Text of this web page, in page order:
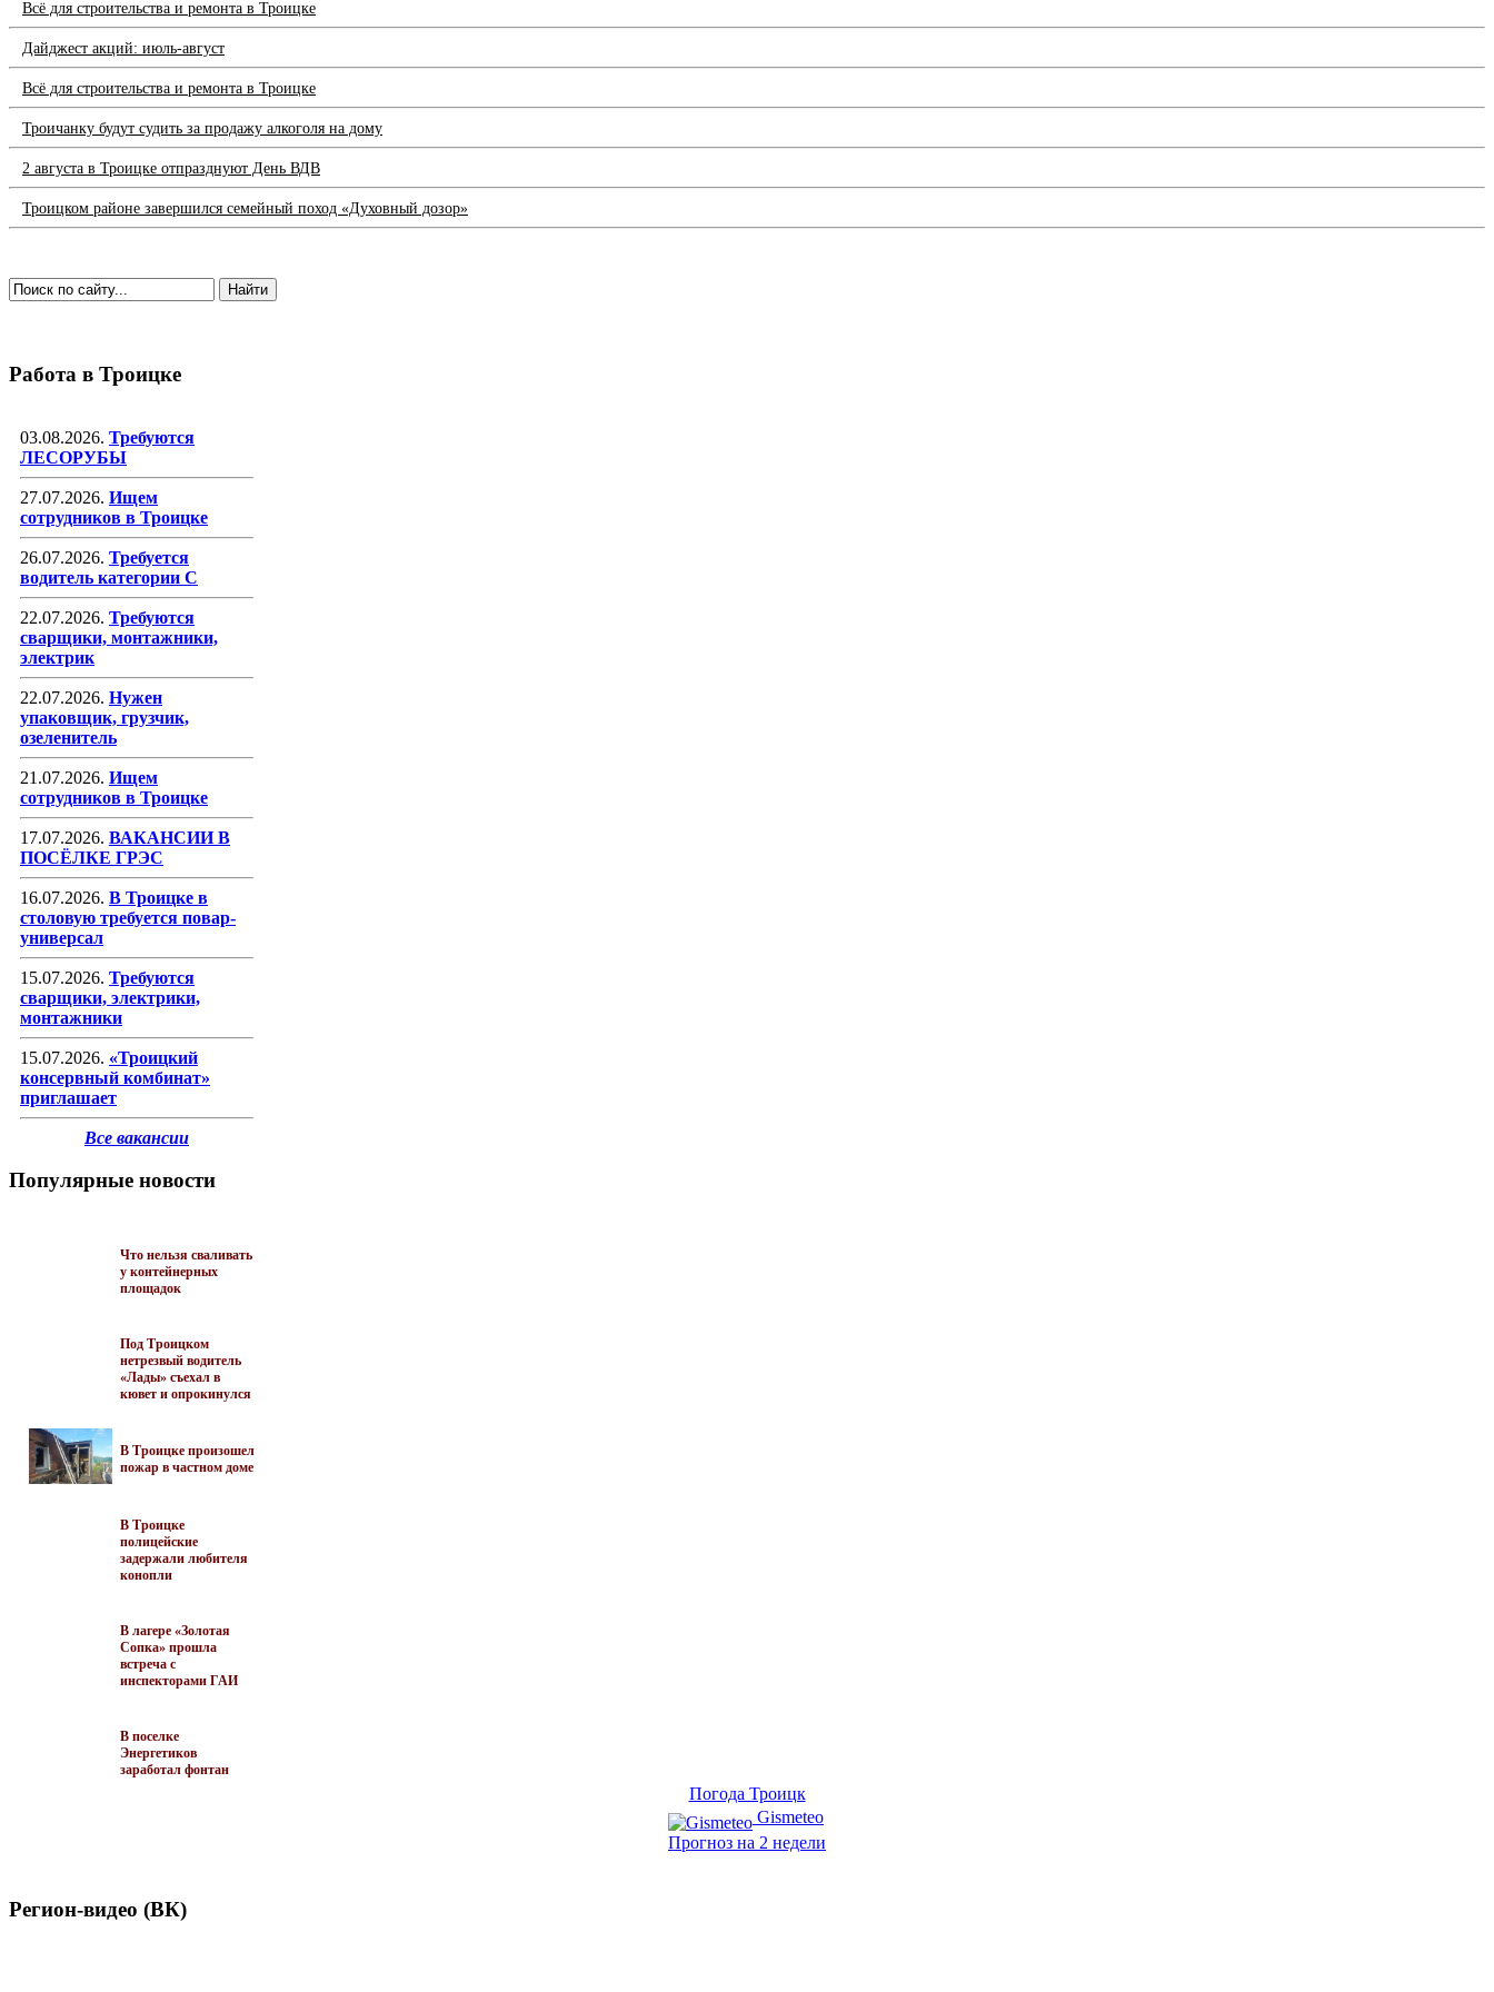
Всё для строительства и ремонта в Троицке
Дайджест акций: июль-август
Всё для строительства и ремонта в Троицке
Троичанку будут судить за продажу алкоголя на дому
2 августа в Троицке отпразднуют День ВДВ
Троицком районе завершился семейный поход «Духовный дозор»
Работа в Троицке
03.08.2026. Требуются
ЛЕСОРУБЫ
27.07.2026. Ищем
сотрудников в Троицке
26.07.2026. Требуется
водитель категории С
22.07.2026. Требуются
сварщики, монтажники,
электрик
22.07.2026. Нужен
упаковщик, грузчик,
озеленитель
21.07.2026. Ищем
сотрудников в Троицке
17.07.2026. ВАКАНСИИ В
ПОСЁЛКЕ ГРЭС
16.07.2026. В Троицке в
столовую требуется повар-
универсал
15.07.2026. Требуются
сварщики, электрики,
монтажники
15.07.2026. «Троицкий
консервный комбинат»
приглашает
Все вакансии
Популярные новости
Что нельзя сваливать
у контейнерных
площадок
Под Троицком
нетрезвый водитель
«Лады» съехал в
кювет и опрокинулся
В Троицке произошел
пожар в частном доме
В Троицке
полицейские
задержали любителя
конопли
В лагере «Золотая
Сопка» прошла
встреча с
инспекторами ГАИ
В поселке
Энергетиков
заработал фонтан
Погода Троицк
Gismeteo
Прогноз на 2 недели
Регион-видео (ВК)